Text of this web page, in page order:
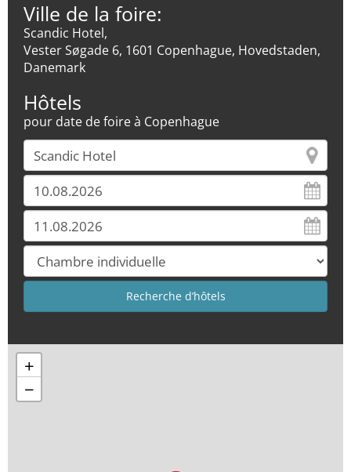
Ville de la foire:
Scandic Hotel,
Vester Søgade 6, 1601 Copenhague, Hovedstaden,
Danemark
Hôtels
pour date de foire à Copenhague
+
−